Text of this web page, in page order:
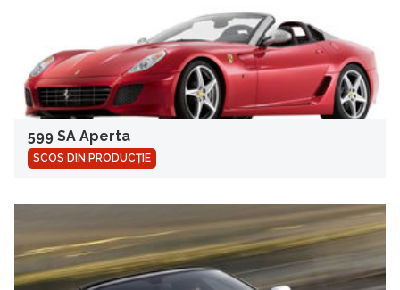
599 SA Aperta
SCOS DIN PRODUCȚIE